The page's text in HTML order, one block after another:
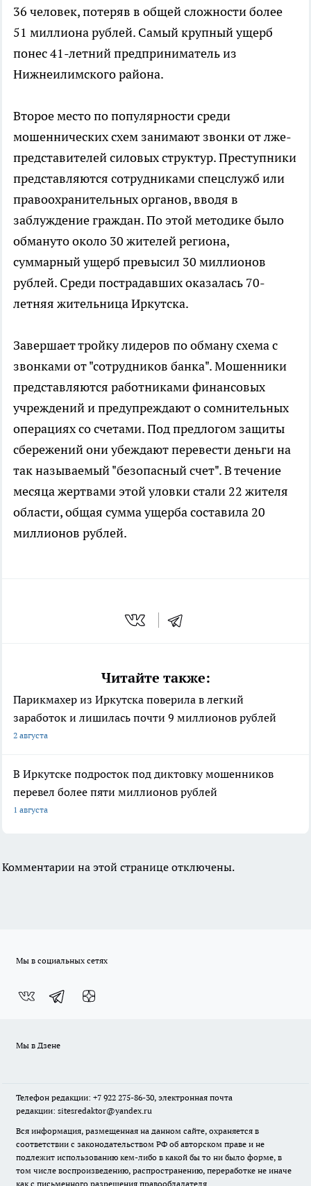
36 человек, потеряв в общей сложности более
51 миллиона рублей. Самый крупный ущерб
понес 41-летний предприниматель из
Нижнеилимского района.
Второе место по популярности среди
мошеннических схем занимают звонки от лже-
представителей силовых структур. Преступники
представляются сотрудниками спецслужб или
правоохранительных органов, вводя в
заблуждение граждан. По этой методике было
обмануто около 30 жителей региона,
суммарный ущерб превысил 30 миллионов
рублей. Среди пострадавших оказалась 70-
летняя жительница Иркутска.
Завершает тройку лидеров по обману схема с
звонками от "сотрудников банка". Мошенники
представляются работниками финансовых
учреждений и предупреждают о сомнительных
операциях со счетами. Под предлогом защиты
сбережений они убеждают перевести деньги на
так называемый "безопасный счет". В течение
месяца жертвами этой уловки стали 22 жителя
области, общая сумма ущерба составила 20
миллионов рублей.
Читайте также:
Парикмахер из Иркутска поверила в легкий
заработок и лишилась почти 9 миллионов рублей
2 августа
В Иркутске подросток под диктовку мошенников
перевел более пяти миллионов рублей
1 августа
Комментарии на этой странице отключены.
Мы в социальных сетях
Мы в Дзене
Телефон редакции: +7 922 275-86-30, электронная почта
редакции: sitesredaktor@yandex.ru
Вся информация, размещенная на данном сайте, охраняется в
соответствии с законодательством РФ об авторском праве и не
подлежит использованию кем-либо в какой бы то ни было форме, в
том числе воспроизведению, распространению, переработке не иначе
как с письменного разрешения правообладателя.